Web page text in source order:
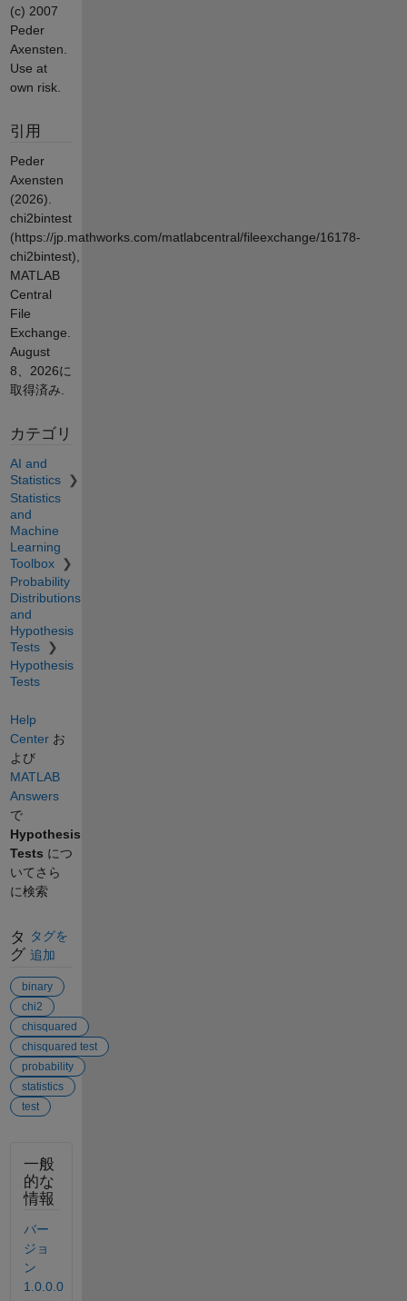
(c) 2007
Peder
Axensten.
Use at
own risk.
引用
Peder
Axensten
(2026).
chi2bintest
(https://jp.mathworks.com/matlabcentral/fileexchange/16178-
chi2bintest),
MATLAB
Central
File
Exchange.
August
8、2026に
取得済み.
カテゴリ
AI and
Statistics
Statistics
and
Machine
Learning
Toolbox
Probability
Distributions
and
Hypothesis
Tests
Hypothesis
Tests
Help
Centerお
よび
MATLAB
Answers
で
Hypothesis
Tests につ
いてさら
に検索
タ
グ
タグを
追加
binary
chi2
chisquared
chisquared test
probability
statistics
test
一般
的な
情報
バー
ジョ
ン
1.0.0.0